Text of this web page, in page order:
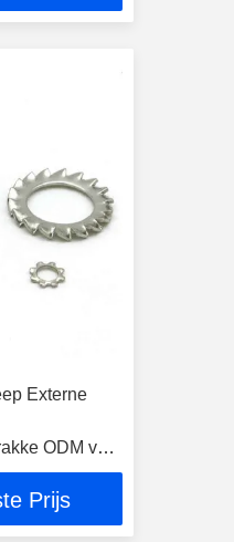
Externe
ODM van
Prijs